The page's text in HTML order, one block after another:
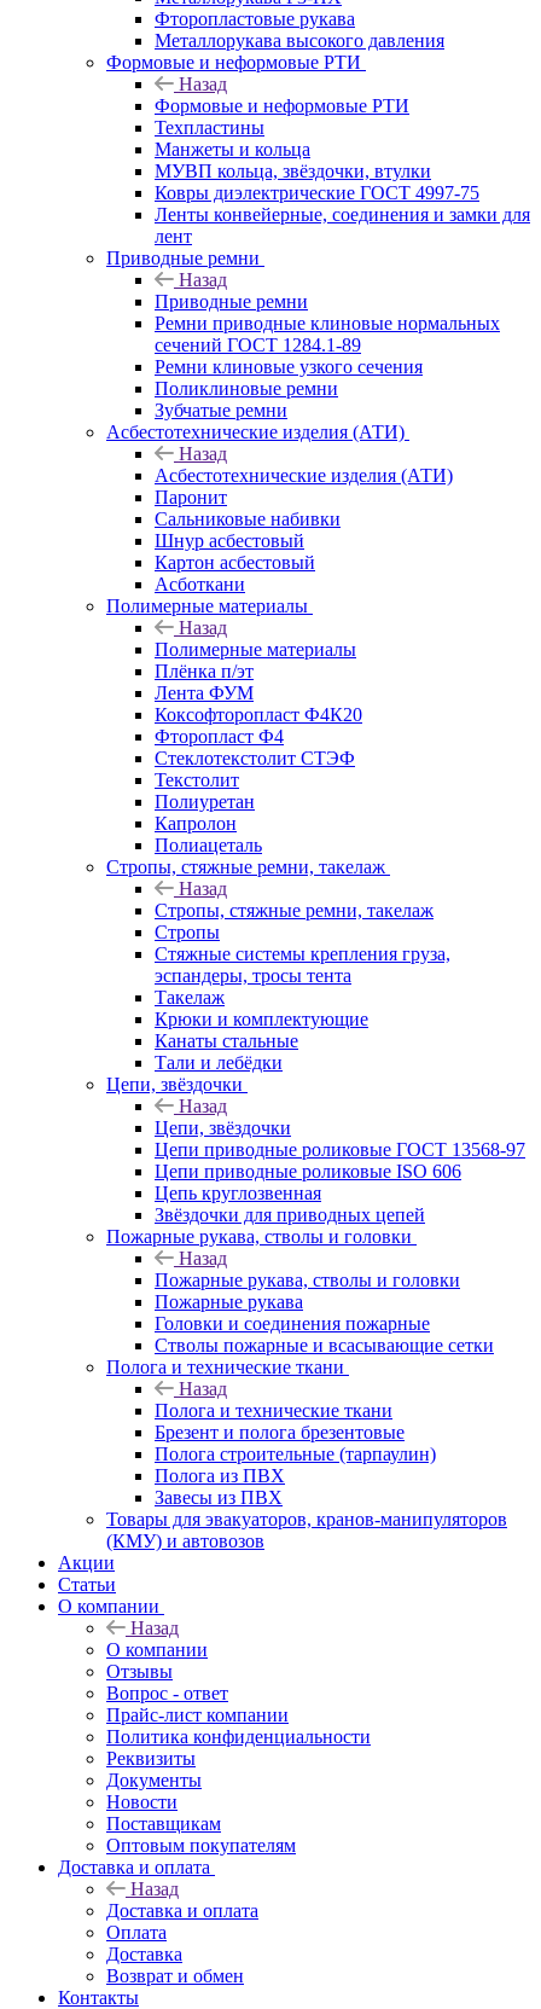
Фторопластовые рукава
Металлорукава высокого давления
Формовые и неформовые РТИ
Назад
Формовые и неформовые РТИ
Техпластины
Манжеты и кольца
МУВП кольца, звёздочки, втулки
Ковры диэлектрические ГОСТ 4997-75
Ленты конвейерные, соединения и замки для
лент
Приводные ремни
Назад
Приводные ремни
Ремни приводные клиновые нормальных
сечений ГОСТ 1284.1-89
Ремни клиновые узкого сечения
Поликлиновые ремни
Зубчатые ремни
Асбестотехнические изделия (АТИ)
Назад
Асбестотехнические изделия (АТИ)
Паронит
Сальниковые набивки
Шнур асбестовый
Картон асбестовый
Асботкани
Полимерные материалы
Назад
Полимерные материалы
Плёнка п/эт
Лента ФУМ
Коксофторопласт Ф4К20
Фторопласт Ф4
Стеклотекстолит СТЭФ
Текстолит
Полиуретан
Капролон
Полиацеталь
Стропы, стяжные ремни, такелаж
Назад
Стропы, стяжные ремни, такелаж
Стропы
Стяжные системы крепления груза,
эспандеры, тросы тента
Такелаж
Крюки и комплектующие
Канаты стальные
Тали и лебёдки
Цепи, звёздочки
Назад
Цепи, звёздочки
Цепи приводные роликовые ГОСТ 13568-97
Цепи приводные роликовые ISO 606
Цепь круглозвенная
Звёздочки для приводных цепей
Пожарные рукава, стволы и головки
Назад
Пожарные рукава, стволы и головки
Пожарные рукава
Головки и соединения пожарные
Стволы пожарные и всасывающие сетки
Полога и технические ткани
Назад
Полога и технические ткани
Брезент и полога брезентовые
Полога строительные (тарпаулин)
Полога из ПВХ
Завесы из ПВХ
Товары для эвакуаторов, кранов-манипуляторов
(КМУ) и автовозов
Акции
Статьи
О компании
Назад
О компании
Отзывы
Вопрос - ответ
Прайс-лист компании
Политика конфиденциальности
Реквизиты
Документы
Новости
Поставщикам
Оптовым покупателям
Доставка и оплата
Назад
Доставка и оплата
Оплата
Доставка
Возврат и обмен
Контакты